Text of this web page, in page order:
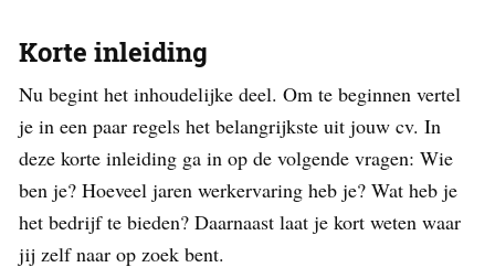
Korte inleiding
Nu begint het inhoudelijke deel. Om te beginnen vertel
je in een paar regels het belangrijkste uit jouw cv. In
deze korte inleiding ga in op de volgende vragen: Wie
ben je? Hoeveel jaren werkervaring heb je? Wat heb je
het bedrijf te bieden? Daarnaast laat je kort weten waar
jij zelf naar op zoek bent.